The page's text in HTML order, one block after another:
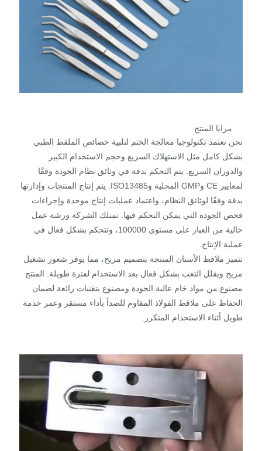
مزايا المنتج
نحن نعتمد تكنولوجيا معالجة الختم لتلبية خصائص الملقط الطبي
بشكل كامل مثل الاستهلاك السريع وحجم الاستخدام الكبير
والدوران السريع. يتم التحكم بدقة في وثائق نظام الجودة وفقًا
لمعايير CE وGMP المحلية وISO13485. يتم إنتاج المنتجات وإدارتها
بدقة وفقًا لوثائق النظام، واعتماد عمليات إنتاج موحدة وإجراءات
فحص الجودة التي يمكن التحكم فيها. تمتلك الشركة ورشة عمل
خالية من الغبار على مستوى 100000، وتتحكم بشكل فعال في
عملية الإنتاج.
تتميز ملاقط الأسنان المنتجة بتصميم مريح، مما يوفر شعور تشغيل
مريح ويقلل التعب بشكل فعال بعد الاستخدام لفترة طويلة. المنتج
مصنوع من مواد خام عالية الجودة ومصنوع بتقنيات رائعة لضمان
الحفاظ على ملاقط الفولاذ المقاوم للصدأ بأداء مستقر وعمر خدمة
طويل أثناء الاستخدام المتكرر.